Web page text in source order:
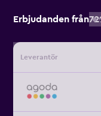
Erbjudanden från
Leverantör